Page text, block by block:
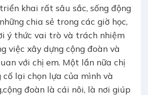
khai rất sâu sắc, sống động
chia sẻ trong các giờ học,
ý thức vai trò và trách nhiệm
việc xây dựng cộng đoàn và
với chị em. Một lần nữa chị
cố lại chọn lựa của mình và
đoàn là cái nôi, là nơi giúp